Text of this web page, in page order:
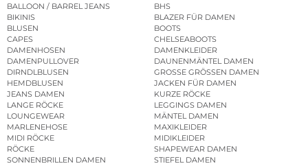
BALLOON / BARREL JEANS
BHS
BIKINIS
BLAZER FÜR DAMEN
BLUSEN
BOOTS
CAPES
CHELSEABOOTS
DAMENHOSEN
DAMENKLEIDER
DAMENPULLOVER
DAUNENMÄNTEL DAMEN
DIRNDLBLUSEN
GROSSE GRÖSSEN DAMEN
HEMDBLUSEN
JACKEN FÜR DAMEN
JEANS DAMEN
KURZE RÖCKE
LANGE RÖCKE
LEGGINGS DAMEN
LOUNGEWEAR
MÄNTEL DAMEN
MARLENEHOSE
MAXIKLEIDER
MIDI RÖCKE
MIDIKLEIDER
RÖCKE
SHAPEWEAR DAMEN
SONNENBRILLEN DAMEN
STIEFEL DAMEN